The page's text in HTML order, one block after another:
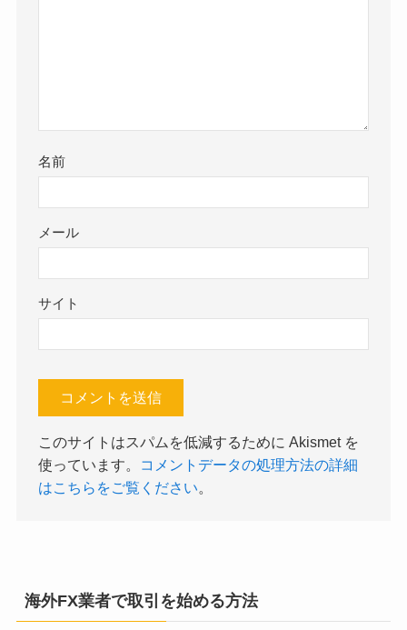
名前
メール
サイト
このサイトはスパムを低減するために Akismet を
使っています。
コメントデータの処理方法の詳細
はこちらをご覧ください。
海外FX業者で取引を始める方法